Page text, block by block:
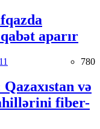
aparır
780
və
fiber-